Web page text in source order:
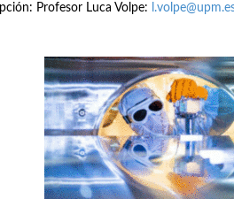
Profesor Luca Volpe: